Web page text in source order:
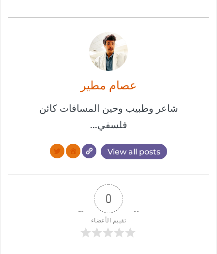
عصام مطير
شاعر وطبيب وحين المسافات كائن
فلسفي...
View all posts
0
تقييم الأعضاء